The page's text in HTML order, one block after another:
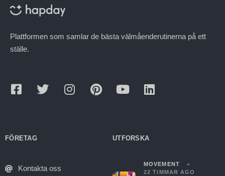
Plattformen som samlar de bästa välmåenderutinerna på ett
ställe.
FÖRETAG
Kontakta oss
UTFORSKA
MOVEMENT
22 TIMMAR AGO